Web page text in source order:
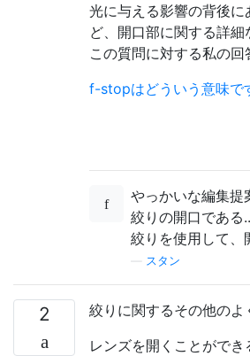
光に与える影響の背後
ど、開口部に関する詳細
この質問に対する私の回
f-stopはどういう意味で
やっかいな編集提
絞りの開口である
絞りを使用して、
スタン
2
絞りに関するその他のよ
レンズを開くことがで